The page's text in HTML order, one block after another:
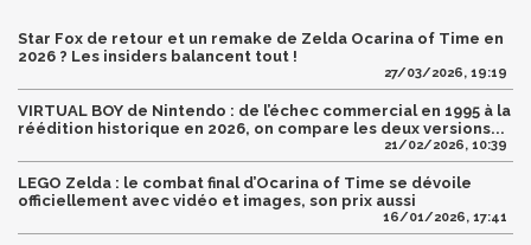
Star Fox de retour et un remake de Zelda Ocarina of Time en
2026 ? Les insiders balancent tout !
27/03/2026, 19:19
VIRTUAL BOY de Nintendo : de l’échec commercial en 1995 à la
réédition historique en 2026, on compare les deux versions...
21/02/2026, 10:39
LEGO Zelda : le combat final d’Ocarina of Time se dévoile
officiellement avec vidéo et images, son prix aussi
16/01/2026, 17:41